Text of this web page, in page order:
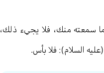
سمعته منك، فلا يجيء ذلك،
السلام): فلا بأس.